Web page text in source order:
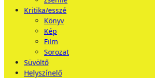
Kritika/esszé
Könyv
Kép
Film
Sorozat
Süvöltő
Helyszínelő